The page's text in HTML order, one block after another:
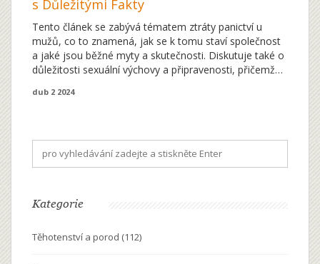
s Důležitými Fakty
Tento článek se zabývá tématem ztráty panictví u
mužů, co to znamená, jak se k tomu staví společnost
a jaké jsou běžné myty a skutečnosti. Diskutuje také o
důležitosti sexuální výchovy a připravenosti, přičemž
okamžik připravit. Čtenářům poskytne hlubší pohled na
dub 2 2024
Kategorie
Těhotenství a porod (112)